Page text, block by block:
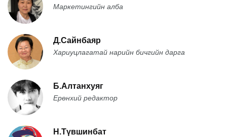
Маркетингийн алба
Д.Сайнбаяр
Хариуцлагатай нарийн бичгийн дарга
Б.Алтанхуяг
Ерөнхий редактор
Н.Түвшинбат